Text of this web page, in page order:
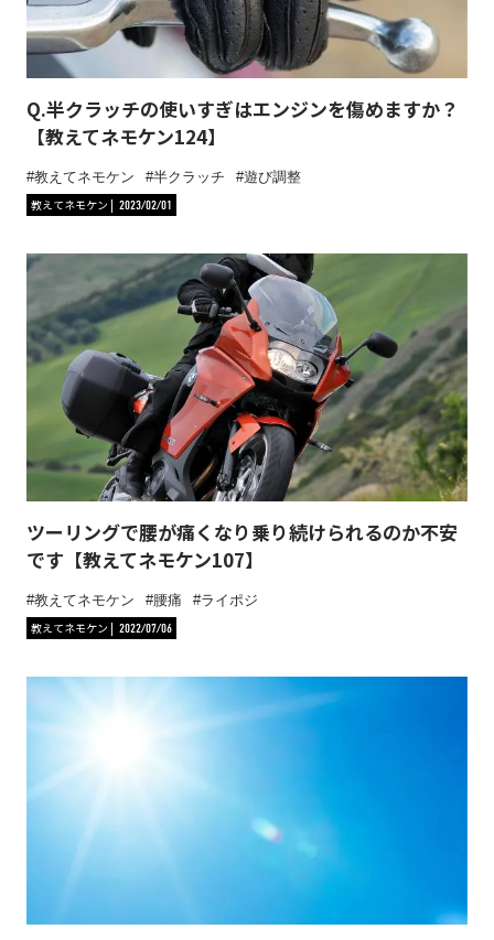
Q.半クラッチの使いすぎはエンジンを傷めますか？
【教えてネモケン124】
教えてネモケン 半クラッチ
遊び調整
教えてネモケン
2023/02/01
ツーリングで腰が痛くなり乗り続けられるのか不安
です【教えてネモケン107】
教えてネモケン 腰痛
ライポジ
教えてネモケン
2022/07/06